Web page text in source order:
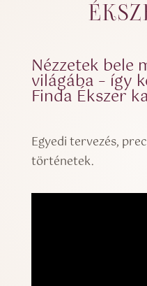
Nézzetek bele
világába – így
Finda Ékszer
Egyedi tervezés,
történetek.